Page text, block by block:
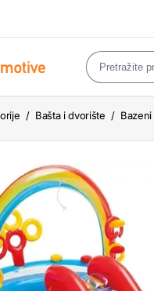
/ Bašta i dvorište /